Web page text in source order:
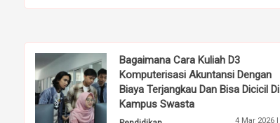
Bagaimana Cara Kuliah D3
Komputerisasi Akuntansi Dengan
Biaya Terjangkau Dan Bisa Dicicil Di
Kampus Swasta
4 Mar 2026 |